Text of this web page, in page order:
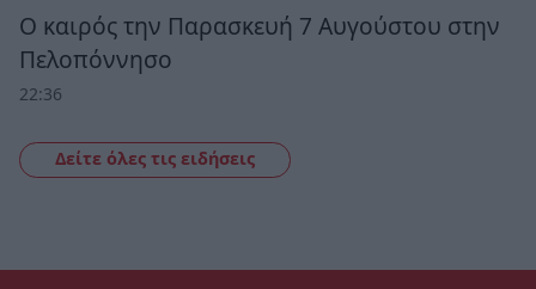
Ο καιρός την Παρασκευή 7 Αυγούστου στην
Πελοπόννησο
22:36
Δείτε όλες τις ειδήσεις